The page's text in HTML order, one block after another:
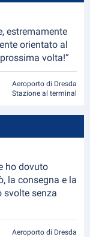
estremamente
orientato al
volta!”
Aeroporto di Dresda
Stazione al terminal
ho dovuto
la consegna e la
svolte senza
Aeroporto di Dresda